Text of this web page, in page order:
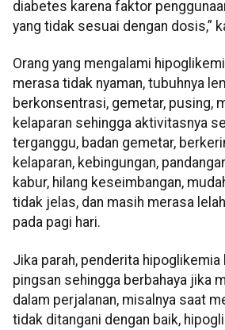
diabetes karena faktor
yang tidak sesuai dengan dosis,”
Orang yang mengalami
merasa tidak nyaman, tubuhnya
berkonsentrasi, gemetar, pusing,
kelaparan sehingga aktivitasnya
terganggu, badan gemetar,
kelaparan, kebingungan,
kabur, hilang keseimbangan,
tidak jelas, dan masih merasa
pada pagi hari.
Jika parah, penderita
pingsan sehingga berbahaya jika
dalam perjalanan, misalnya saat
tidak ditangani dengan baik,